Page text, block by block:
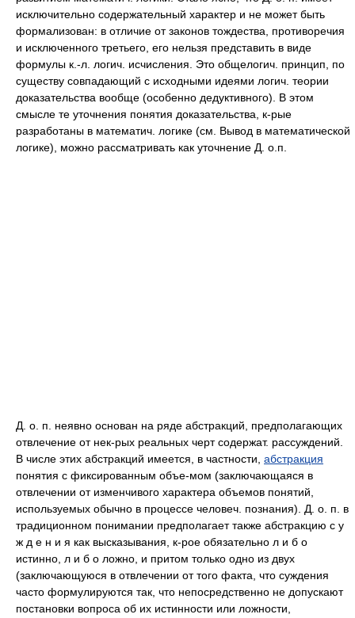
исключительно содержательный характер и не может быть
формализован: в отличие от законов тождества, противоречия
и исключенного третьего, его нельзя представить в виде
формулы к.-л. логич. исчисления. Это общелогич. принцип, по
существу совпадающий с исходными идеями логич. теории
доказательства вообще (особенно дедуктивного). В этом
смысле те уточнения понятия доказательства, к-рые
разработаны в математич. логике (см. Вывод в математической
логике), можно рассматривать как уточнение Д. о.п.
Д. о. п. неявно основан на ряде абстракций, предполагающих
отвлечение от нек-рых реальных черт содержат. рассуждений.
В числе этих абстракций имеется, в частности, абстракция
понятия с фиксированным объе-мом (заключающаяся в
отвлечении от изменчивого характера объемов понятий,
используемых обычно в процессе человеч. познания). Д. о. п. в
традиционном понимании предполагает также абстракцию с у
ж д е н и я как высказывания, к-рое обязательно л и б о
истинно, л и б о ложно, и притом только одно из двух
(заключающуюся в отвлечении от того факта, что суждения
часто формулируются так, что непосредственно не допускают
постановки вопроса об их истинности или ложности,